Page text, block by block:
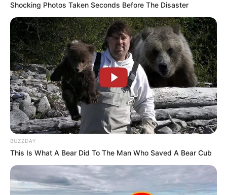
Shocking Photos Taken Seconds Before The Disaster
BUZZDAY
This Is What A Bear Did To The Man Who Saved A Bear Cub